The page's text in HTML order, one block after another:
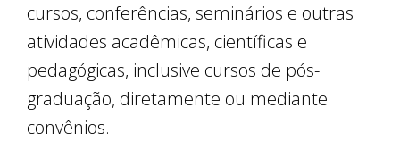
cursos, conferências, seminários e outras
atividades acadêmicas, científicas e
pedagógicas, inclusive cursos de pós-
graduação, diretamente ou mediante
convênios.